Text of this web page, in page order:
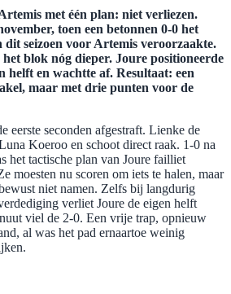
met één plan: niet verliezen.
toen een betonnen 0-0 het
dit seizoen voor Artemis veroorzaakte.
blok nóg dieper. Joure positioneerde
helft en wachtte af. Resultaat: een
maar met drie punten voor de
eerste seconden afgestraft. Lienke de
Koeroo en schoot direct raak. 1-0 na
het tactische plan van Joure failliet
moesten nu scoren om iets te halen, maar
niet namen. Zelfs bij langdurig
verliet Joure de eigen helft
viel de 2-0. Een vrije trap, opnieuw
al was het pad ernaartoe weinig